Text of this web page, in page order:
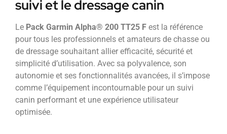
suivi et le dressage canin
Le Pack Garmin Alpha® 200 TT25 F est la référence
pour tous les professionnels et amateurs de chasse ou
de dressage souhaitant allier efficacité, sécurité et
simplicité d’utilisation. Avec sa polyvalence, son
autonomie et ses fonctionnalités avancées, il s’impose
comme l’équipement incontournable pour un suivi
canin performant et une expérience utilisateur
optimisée.